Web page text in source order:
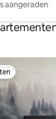
aangeraden